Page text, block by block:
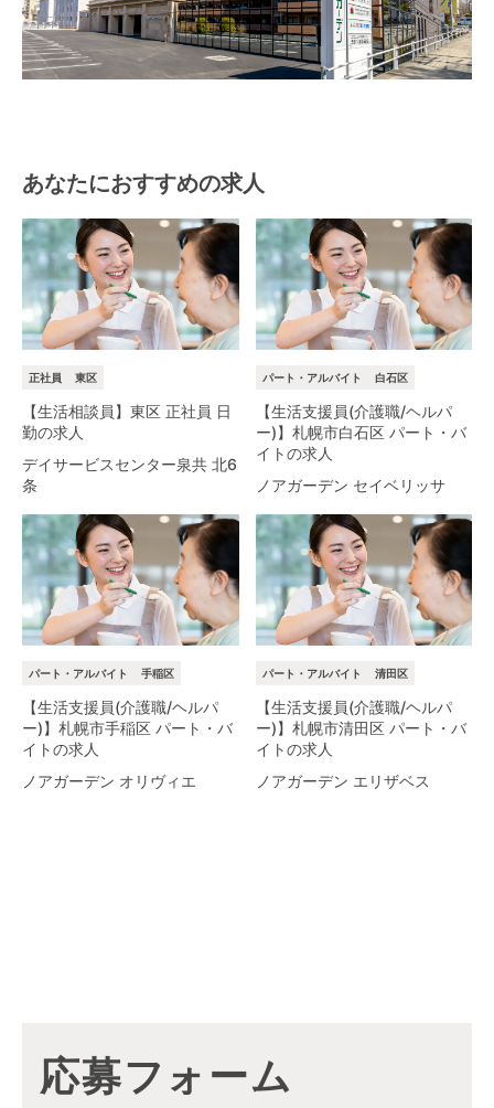
あなたにおすすめの求人
正社員 東区
【生活相談員】東区 正社員 日
勤の求人
デイサービスセンター泉共 北6
条
パート・アルバイト 白石区
【生活支援員(介護職/ヘルパ
ー)】札幌市白石区 パート・バ
イトの求人
ノアガーデン セイベリッサ
パート・アルバイト 手稲区
【生活支援員(介護職/ヘルパ
ー)】札幌市手稲区 パート・バ
イトの求人
ノアガーデン オリヴィエ
パート・アルバイト 清田区
【生活支援員(介護職/ヘルパ
ー)】札幌市清田区 パート・バ
イトの求人
ノアガーデン エリザベス
応募フォーム